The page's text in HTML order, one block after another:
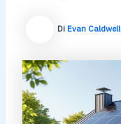
Di Evan Caldwell